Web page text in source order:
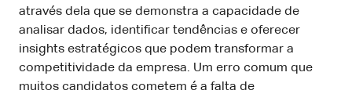
através dela que se demonstra a capacidade de
analisar dados, identificar tendências e oferecer
insights estratégicos que podem transformar a
competitividade da empresa. Um erro comum que
muitos candidatos cometem é a falta de